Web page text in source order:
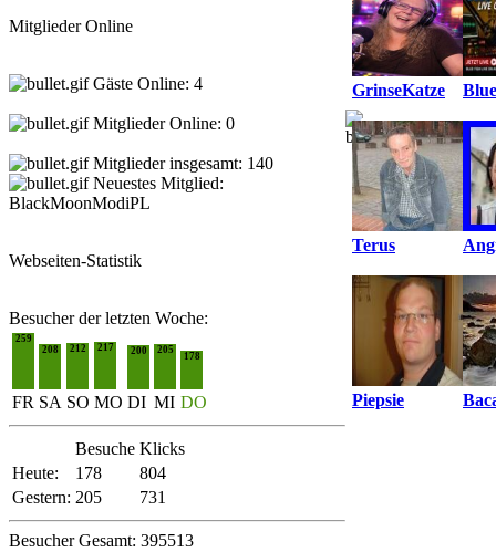
Mitglieder Online
Gäste Online: 4
Mitglieder Online: 0
Mitglieder insgesamt: 140
Neuestes Mitglied:
BlackMoonModiPL
Webseiten-Statistik
Besucher der letzten Woche:
259
208
212 217 200 205
178
FR SA SO MO DI MI DO
Besuche Klicks
Heute:
178
804
Gestern: 205 731
Besucher Gesamt: 395513
GrinseKatze
Terus
Piepsie